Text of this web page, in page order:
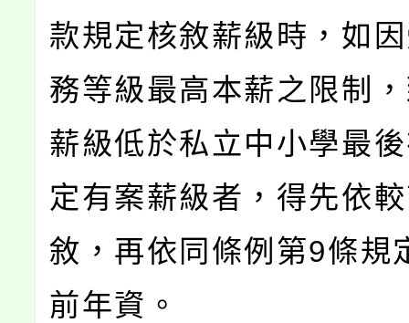
款規定核敘薪級時，如
務等級最高本薪之限制
薪級低於私立中小學最
定有案薪級者，得先依
敘，再依同條例第9條規
前年資。